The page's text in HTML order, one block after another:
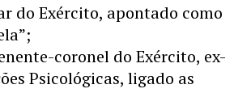
do Exército, apontado como
coronel do Exército, ex-
Psicológicas, ligado as